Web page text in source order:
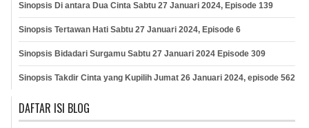
Sinopsis Di antara Dua Cinta Sabtu 27 Januari 2024, Episode 139
Sinopsis Tertawan Hati Sabtu 27 Januari 2024, Episode 6
Sinopsis Bidadari Surgamu Sabtu 27 Januari 2024 Episode 309
Sinopsis Takdir Cinta yang Kupilih Jumat 26 Januari 2024, episode 562
DAFTAR ISI BLOG